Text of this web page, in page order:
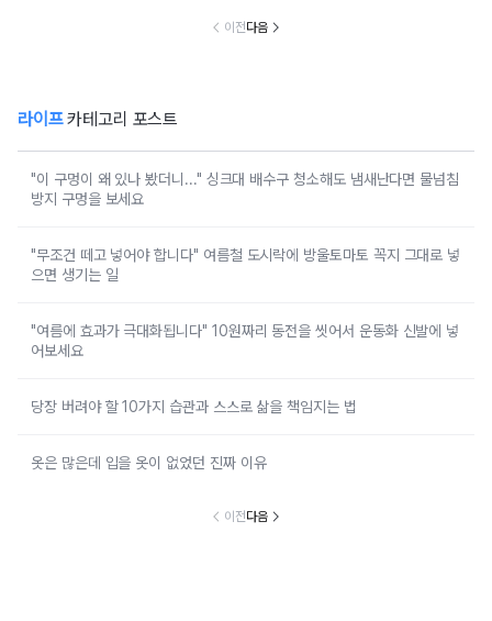
이전다음
라이프카테고리 포스트
"이 구멍이 왜 있나 봤더니..." 싱크대 배수구 청소해도 냄새난다면 물넘침
방지 구멍을 보세요
"무조건 떼고 넣어야 합니다" 여름철 도시락에 방울토마토 꼭지 그대로 넣
으면 생기는 일
"여름에 효과가 극대화됩니다" 10원짜리 동전을 씻어서 운동화 신발에 넣
어보세요
당장 버려야 할 10가지 습관과 스스로 삶을 책임지는 법
옷은 많은데 입을 옷이 없었던 진짜 이유
이전다음